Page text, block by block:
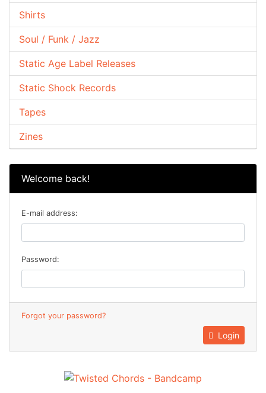
Shirts
Soul / Funk / Jazz
Static Age Label Releases
Static Shock Records
Tapes
Zines
Welcome back!
E-mail address:
Password:
Forgot your password?
Login